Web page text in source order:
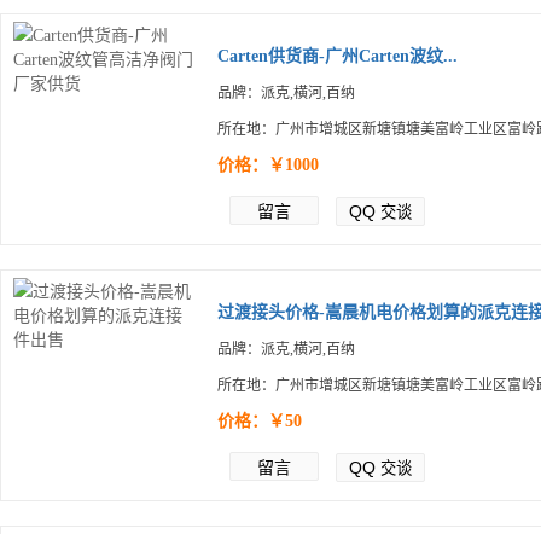
Carten供货商-广州Carten波纹...
品牌：派克,横河,百纳
所在地：广州市增城区新塘镇塘美富岭工业区富岭
价格：￥1000
留言 QQ 交谈
过渡接头价格-嵩晨机电价格划算的派克连
品牌：派克,横河,百纳
所在地：广州市增城区新塘镇塘美富岭工业区富岭
价格：￥50
留言 QQ 交谈